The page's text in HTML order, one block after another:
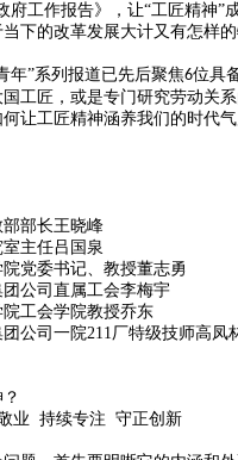
府工作报告》，让“工匠精神”
下的改革发展大计又有怎样
年”系列报道已先后聚焦6位具
工匠，或是专门研究劳动关
让工匠精神涵养我们的时代
部长王晓峰
主任吕国泉
党委书记、教授董志勇
公司直属工会李梅宇
工会学院教授乔东
公司一院211厂特级技师高凤
业 持续专注 守正创新